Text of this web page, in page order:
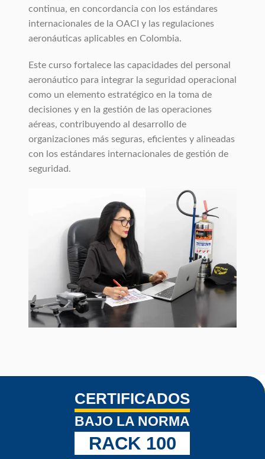
continua, en concordancia con los estándares
internacionales de la OACI y las regulaciones
aeronáuticas aplicables en Colombia.
Este curso fortalece las capacidades del personal
aeronáutico para integrar la seguridad operacional
como un elemento estratégico en la toma de
decisiones y en la gestión de las operaciones
aéreas, contribuyendo al desarrollo de
organizaciones más seguras, eficientes y alineadas
con los estándares internacionales de gestión de
seguridad.
CERTIFICADOS
BAJO LA NORMA
RACK 100